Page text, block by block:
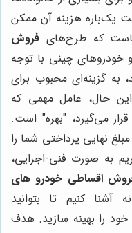
یک‌باره هزینه آن ممکن
که طرح‌های فروش
خودروهای چینی با توجه
به گزینه‌ای محبوب برای
این حال، عامل مهمی که
می‌گیرد، "بهره" است.
نهایی پرداختی شما را
به صورت فنی-اجرایی،
اقساطی خودرو های
آشنا کنیم تا بتوانید
خود را بهینه سازید. هدف